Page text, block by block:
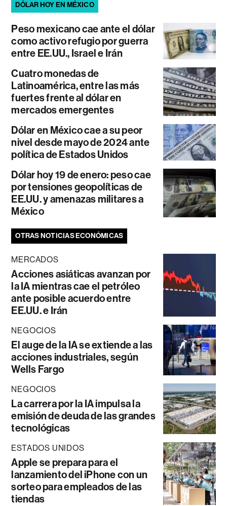
DÓLAR HOY EN MÉXICO
Peso mexicano cae ante el dólar
como activo refugio por guerra
entre EE.UU., Israel e Irán
Cuatro monedas de
Latinoamérica, entre las más
fuertes frente al dólar en
mercados emergentes
Dólar en México cae a su peor
nivel desde mayo de 2024 ante
política de Estados Unidos
Dólar hoy 19 de enero: peso cae
por tensiones geopolíticas de
EE.UU. y amenazas militares a
México
OTRAS NOTICIAS ECONÓMICAS
MERCADOS
Acciones asiáticas avanzan por
la IA mientras cae el petróleo
ante posible acuerdo entre
EE.UU. e Irán
NEGOCIOS
El auge de la IA se extiende a las
acciones industriales, según
Wells Fargo
NEGOCIOS
La carrera por la IA impulsa la
emisión de deuda de las grandes
tecnológicas
ESTADOS UNIDOS
Apple se prepara para el
lanzamiento del iPhone con un
sorteo para empleados de las
tiendas